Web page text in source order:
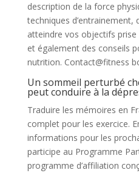
description de la force
techniques
atteindre vos objectifs
et également des conseils
nutrition. Contact@fitness
Un sommeil perturbé
peut conduire à la
Traduire les mémoires en
complet pour les exercice.
informations pour les
participe au Programme
programme d’affiliation